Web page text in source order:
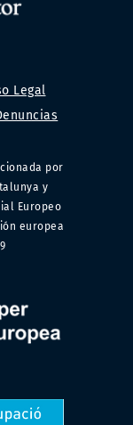
Legal
por
y
Europeo
europea